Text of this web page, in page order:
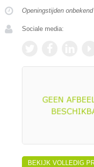
Openingstijden onbekend
Sociale media:
BEKIJK VOLLEDIG